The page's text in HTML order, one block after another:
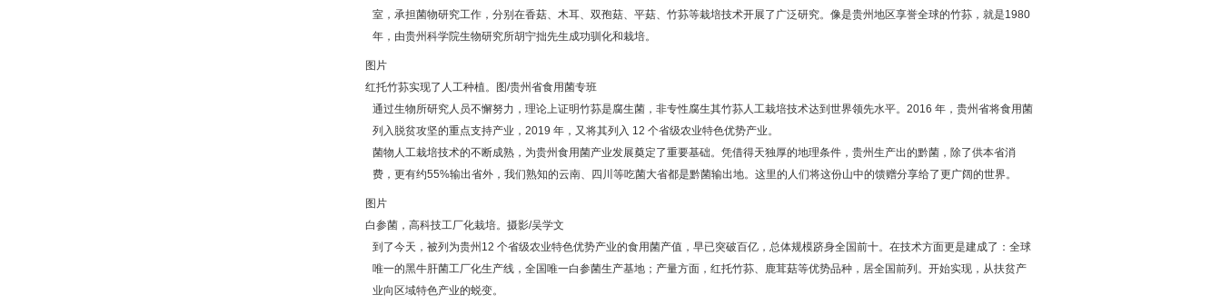
室，承担菌物研究工作，分别在香菇、木耳、双孢菇、平菇、竹荪等栽培技术开展了广泛研究。像是贵州地区享誉全球的竹荪，就是1980
年，由贵州科学院生物研究所胡宁拙先生成功驯化和栽培。
图片
红托竹荪实现了人工种植。图/贵州省食用菌专班
通过生物所研究人员不懈努力，理论上证明竹荪是腐生菌，非专性腐生其竹荪人工栽培技术达到世界领先水平。2016 年，贵州省将食用菌
列入脱贫攻坚的重点支持产业，2019 年，又将其列入 12 个省级农业特色优势产业。
菌物人工栽培技术的不断成熟，为贵州食用菌产业发展奠定了重要基础。凭借得天独厚的地理条件，贵州生产出的黔菌，除了供本省消
费，更有约55%输出省外，我们熟知的云南、四川等吃菌大省都是黔菌输出地。这里的人们将这份山中的馈赠分享给了更广阔的世界。
图片
白参菌，高科技工厂化栽培。摄影/吴学文
到了今天，被列为贵州12 个省级农业特色优势产业的食用菌产值，早已突破百亿，总体规模跻身全国前十。在技术方面更是建成了：全球
唯一的黑牛肝菌工厂化生产线，全国唯一白参菌生产基地；产量方面，红托竹荪、鹿茸菇等优势品种，居全国前列。开始实现，从扶贫产
业向区域特色产业的蜕变。